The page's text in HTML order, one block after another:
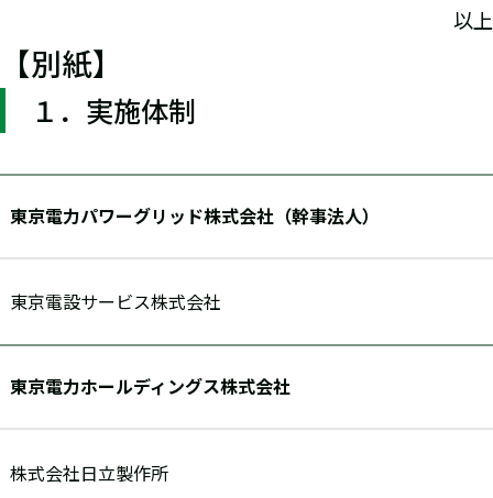
以上
【別紙】
１．実施体制
東京電力パワーグリッド株式会社（幹事法人）
東京電設サービス株式会社
東京電力ホールディングス株式会社
株式会社日立製作所